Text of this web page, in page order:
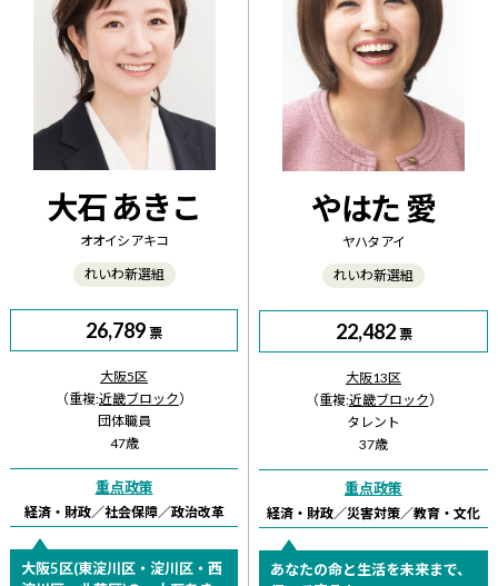
大石 あきこ
オオイシ アキコ
れいわ新選組
26,789 票
大阪5区
（重複:近畿ブロック）
団体職員
47歳
重点政策
経済・財政／社会保障／政治改革
大阪5区(東淀川区・淀川区・西
やはた 愛
ヤハタ アイ
れいわ新選組
22,482 票
大阪13区
（重複:近畿ブロック）
タレント
37歳
重点政策
経済・財政／災害対策／教育・文化
あなたの命と生活を未来まで、